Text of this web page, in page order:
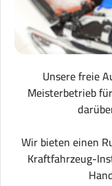
Unsere freie
Meisterbetrieb
Wir bieten einen
Kraftfahrzeug-